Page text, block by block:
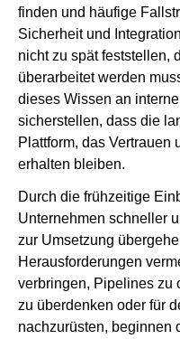
finden und häufige
Sicherheit und
nicht zu spät feststellen,
überarbeitet werden
dieses Wissen an
sicherstellen, dass die
Plattform, das Vertrauen
erhalten bleiben.
Durch die frühzeitige
Unternehmen schneller
zur Umsetzung
Herausforderungen
verbringen, Pipelines zu
zu überdenken oder für
nachzurüsten, beginnen